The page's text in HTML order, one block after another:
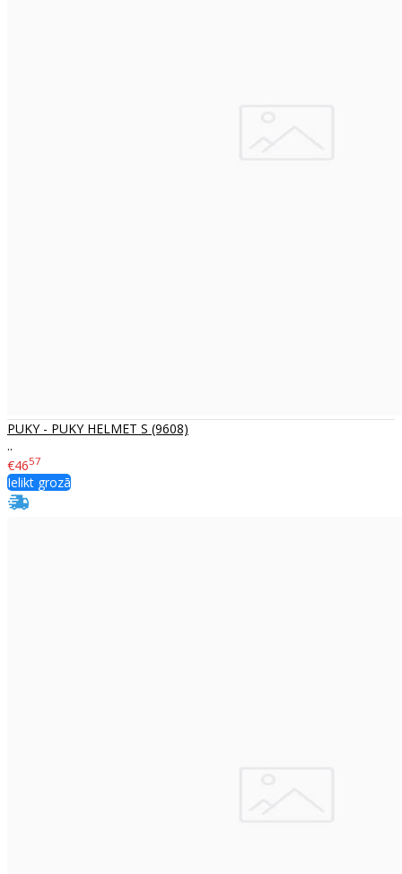
PUKY - PUKY HELMET S (9608)
..
€4657
Ielikt grozā